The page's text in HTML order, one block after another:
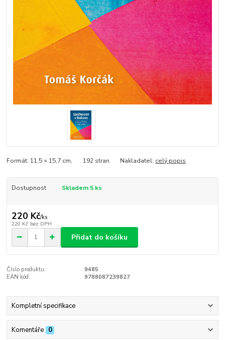
Formát: 11,5 × 15,7 cm, 192 stran Nakladatel: celý popis
Dostupnost Skladem 5 ks
220 Kč/ks
220 Kč bez DPH
Přidat do košíku
Číslo produktu:
9485
EAN kód:
9788087239827
Kompletní specifikace
Komentáře 0